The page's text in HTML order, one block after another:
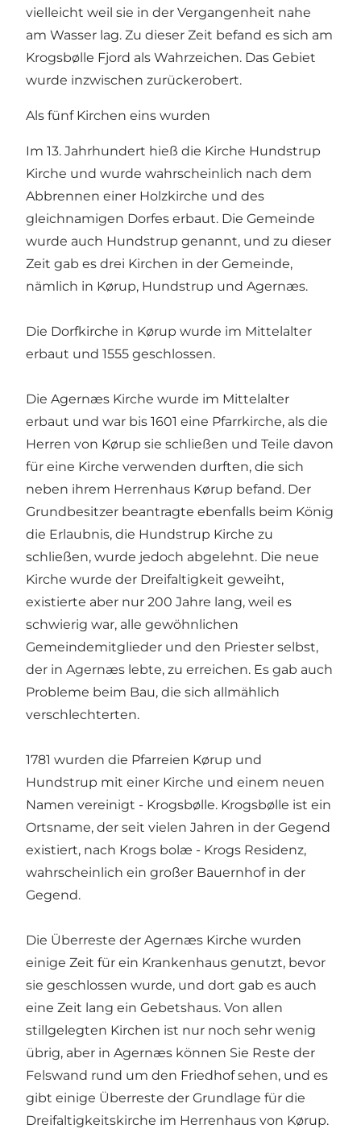
vielleicht weil sie in der Vergangenheit nahe
am Wasser lag. Zu dieser Zeit befand es sich am
Krogsbølle Fjord als Wahrzeichen. Das Gebiet
wurde inzwischen zurückerobert.
Als fünf Kirchen eins wurden
Im 13. Jahrhundert hieß die Kirche Hundstrup
Kirche und wurde wahrscheinlich nach dem
Abbrennen einer Holzkirche und des
gleichnamigen Dorfes erbaut. Die Gemeinde
wurde auch Hundstrup genannt, und zu dieser
Zeit gab es drei Kirchen in der Gemeinde,
nämlich in Kørup, Hundstrup und Agernæs.
Die Dorfkirche in Kørup wurde im Mittelalter
erbaut und 1555 geschlossen.
Die Agernæs Kirche wurde im Mittelalter
erbaut und war bis 1601 eine Pfarrkirche, als die
Herren von Kørup sie schließen und Teile davon
für eine Kirche verwenden durften, die sich
neben ihrem Herrenhaus Kørup befand. Der
Grundbesitzer beantragte ebenfalls beim König
die Erlaubnis, die Hundstrup Kirche zu
schließen, wurde jedoch abgelehnt. Die neue
Kirche wurde der Dreifaltigkeit geweiht,
existierte aber nur 200 Jahre lang, weil es
schwierig war, alle gewöhnlichen
Gemeindemitglieder und den Priester selbst,
der in Agernæs lebte, zu erreichen. Es gab auch
Probleme beim Bau, die sich allmählich
verschlechterten.
1781 wurden die Pfarreien Kørup und
Hundstrup mit einer Kirche und einem neuen
Namen vereinigt - Krogsbølle. Krogsbølle ist ein
Ortsname, der seit vielen Jahren in der Gegend
existiert, nach Krogs bolæ - Krogs Residenz,
wahrscheinlich ein großer Bauernhof in der
Gegend.
Die Überreste der Agernæs Kirche wurden
einige Zeit für ein Krankenhaus genutzt, bevor
sie geschlossen wurde, und dort gab es auch
eine Zeit lang ein Gebetshaus. Von allen
stillgelegten Kirchen ist nur noch sehr wenig
übrig, aber in Agernæs können Sie Reste der
Felswand rund um den Friedhof sehen, und es
gibt einige Überreste der Grundlage für die
Dreifaltigkeitskirche im Herrenhaus von Kørup.